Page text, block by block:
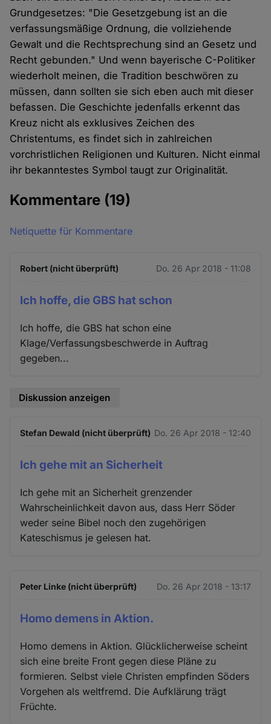
Grundgesetzes: "Die Gesetzgebung ist an die
verfassungsmäßige Ordnung, die vollziehende
Gewalt und die Rechtsprechung sind an Gesetz und
Recht gebunden." Und wenn bayerische C-Politiker
wiederholt meinen, die Tradition beschwören zu
müssen, dann sollten sie sich eben auch mit dieser
befassen. Die Geschichte jedenfalls erkennt das
Kreuz nicht als exklusives Zeichen des
Christentums, es findet sich in zahlreichen
vorchristlichen Religionen und Kulturen. Nicht einmal
ihr bekanntestes Symbol taugt zur Originalität.
Kommentare (19)
Netiquette für Kommentare
Robert (nicht überprüft) Do. 26 Apr 2018 - 11:08
Ich hoffe, die GBS hat schon
Ich hoffe, die GBS hat schon eine
Klage/Verfassungsbeschwerde in Auftrag
gegeben...
Diskussion anzeigen
Stefan Dewald (nicht überprüft) Do. 26 Apr 2018 - 12:40
Ich gehe mit an Sicherheit
Ich gehe mit an Sicherheit grenzender
Wahrscheinlichkeit davon aus, dass Herr Söder
weder seine Bibel noch den zugehörigen
Kateschismus je gelesen hat.
Peter Linke (nicht überprüft) Do. 26 Apr 2018 - 13:17
Homo demens in Aktion.
Homo demens in Aktion. Glücklicherweise scheint
sich eine breite Front gegen diese Pläne zu
formieren. Selbst viele Christen empfinden Söders
Vorgehen als weltfremd. Die Aufklärung trägt
Früchte.